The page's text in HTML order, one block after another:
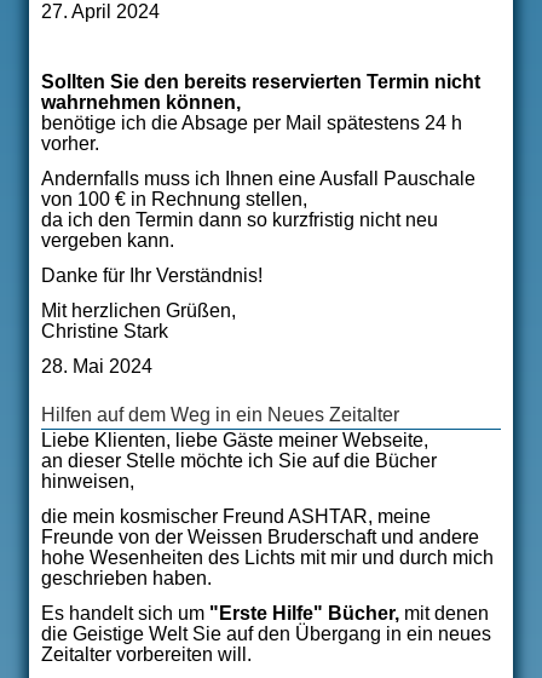
27. April 2024
Sollten Sie den bereits reservierten Termin nicht
wahrnehmen können,
benötige ich die Absage per Mail spätestens 24 h
vorher.
Andernfalls muss ich Ihnen eine Ausfall Pauschale
von 100 € in Rechnung stellen,
da ich den Termin dann so kurzfristig nicht neu
vergeben kann.
Danke für Ihr Verständnis!
Mit herzlichen Grüßen,
Christine Stark
28. Mai 2024
Hilfen auf dem Weg in ein Neues Zeitalter
Liebe Klienten, liebe Gäste meiner Webseite,
an dieser Stelle möchte ich Sie auf die Bücher
hinweisen,
die mein kosmischer Freund ASHTAR, meine
Freunde von der Weissen Bruderschaft und andere
hohe Wesenheiten des Lichts mit mir und durch mich
geschrieben haben.
Es handelt sich um "Erste Hilfe" Bücher, mit denen
die Geistige Welt Sie auf den Übergang in ein neues
Zeitalter vorbereiten will.